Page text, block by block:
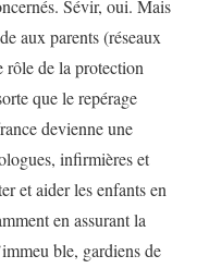
Sévir, oui. Mais
aux parents (réseaux
de la protection
que le repérage
devienne une
infirmières et
et aider les enfants en
en assurant la
ble, gardiens de